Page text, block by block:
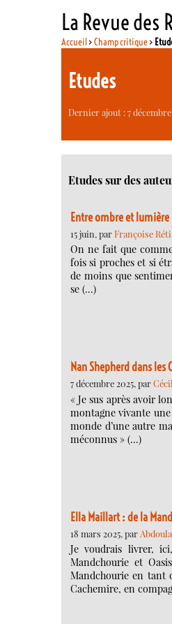
La Revue des
Accueil>Champ critique>
Etudes
Dernier ajout : 7 décembre
Etudes sur des
Entre ombre et
15 juin, parFrançoise
On ne fait que
fois si proches et si
de moins que
se (…)
Nan Shepherd dans
7 décembre 2025, par
« Je sus après avoir
montagne vivante
monde d’une autre
méconnus » (…)
Ella Maillart : de la
18 mars 2025, par
Je voudrais livrer,
Mandchourie et
Mandchourie en tant
Cachemire, en